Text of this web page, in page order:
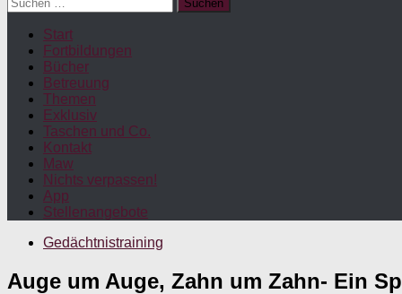
nach:
Start
Fortbildungen
Bücher
Betreuung
Themen
Exklusiv
Taschen und Co.
Kontakt
Maw
Nichts verpassen!
App
Stellenangebote
Gedächtnistraining
Auge um Auge, Zahn um Zahn- Ein